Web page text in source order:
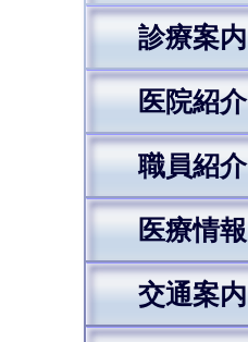
診療案内
医院紹介
職員紹介
医療情報
交通案内